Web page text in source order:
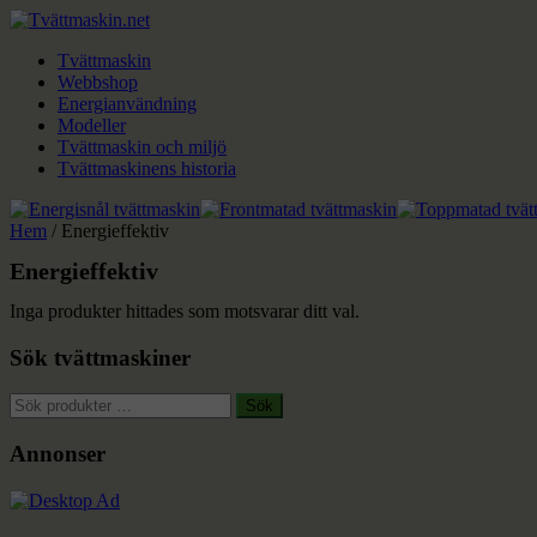
Tvättmaskin
Webbshop
Energianvändning
Modeller
Tvättmaskin och miljö
Tvättmaskinens historia
Hem / Energieffektiv
Energieffektiv
Inga produkter hittades som motsvarar ditt val.
Sök tvättmaskiner
Sök
efter:
Sök
Annonser